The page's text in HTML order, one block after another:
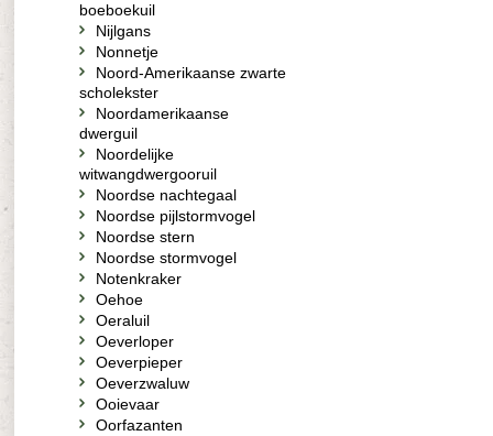
boeboekuil
Nijlgans
Nonnetje
Noord-Amerikaanse zwarte
scholekster
Noordamerikaanse
dwerguil
Noordelijke
witwangdwergooruil
Noordse nachtegaal
Noordse pijlstormvogel
Noordse stern
Noordse stormvogel
Notenkraker
Oehoe
Oeraluil
Oeverloper
Oeverpieper
Oeverzwaluw
Ooievaar
Oorfazanten